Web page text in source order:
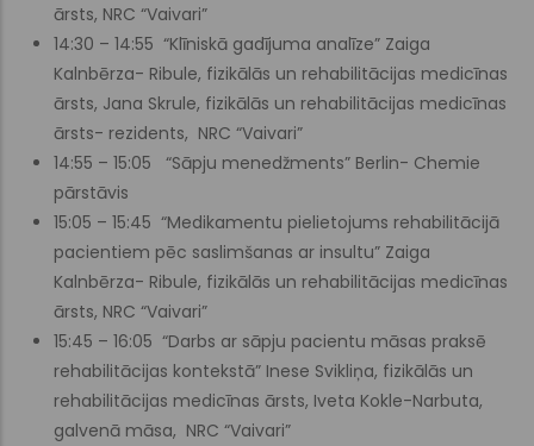
ārsts, NRC “Vaivari”
14:30 – 14:55 “Klīniskā gadījuma analīze” Zaiga
Kalnbērza- Ribule, fizikālās un rehabilitācijas medicīnas
ārsts, Jana Skrule, fizikālās un rehabilitācijas medicīnas
ārsts- rezidents, NRC “Vaivari”
14:55 – 15:05 “Sāpju menedžments” Berlin- Chemie
pārstāvis
15:05 – 15:45 “Medikamentu pielietojums rehabilitācijā
pacientiem pēc saslimšanas ar insultu” Zaiga
Kalnbērza- Ribule, fizikālās un rehabilitācijas medicīnas
ārsts, NRC “Vaivari”
15:45 – 16:05 “Darbs ar sāpju pacientu māsas praksē
rehabilitācijas kontekstā” Inese Svikliņa, fizikālās un
rehabilitācijas medicīnas ārsts, Iveta Kokle-Narbuta,
galvenā māsa, NRC “Vaivari”